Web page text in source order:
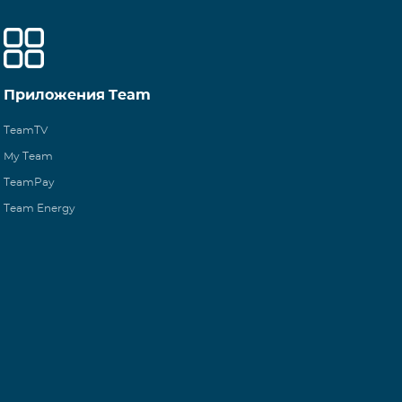
Приложения Team
TeamTV
My Team
TeamPay
Team Energy